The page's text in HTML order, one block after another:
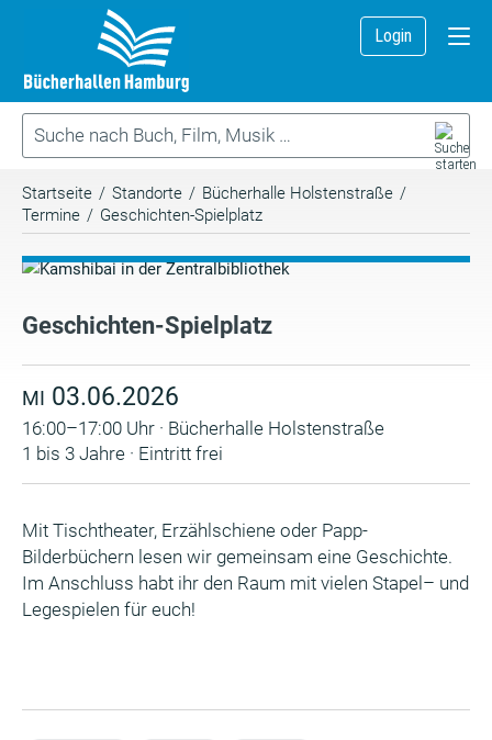
Login
Startseite / Standorte / Bücherhalle Holstenstraße /
Termine / Geschichten-Spielplatz
Geschichten-Spielplatz
MI 03.06.2026
16:00–17:00 Uhr · Bücherhalle Holstenstraße
1 bis 3 Jahre · Eintritt frei
Mit Tischtheater, Erzählschiene oder Papp-
Bilderbüchern lesen wir gemeinsam eine Geschichte.
Im Anschluss habt ihr den Raum mit vielen Stapel– und
Legespielen für euch!